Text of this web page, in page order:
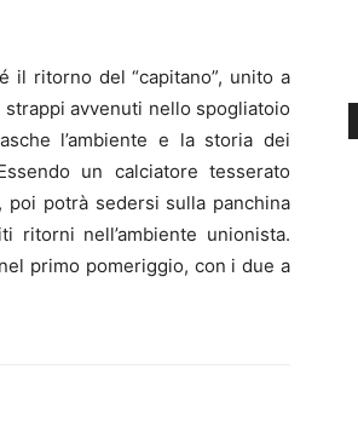
il ritorno del “capitano”, unito a
avvenuti nello spogliatoio
l’ambiente e la storia dei
un calciatore tesserato
poi potrà sedersi sulla panchina
ritorni nell’ambiente unionista.
primo pomeriggio, con i due a